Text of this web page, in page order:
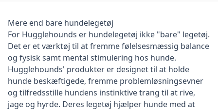
Mere end bare hundelegetøj
For Hugglehounds er hundelegetøj ikke "bare" legetøj.
Det er et værktøj til at fremme følelsesmæssig balance
og fysisk samt mental stimulering hos hunde.
Hugglehounds' produkter er designet til at holde
hunde beskæftigede, fremme problemløsningsevner
og tilfredsstille hundens instinktive trang til at rive,
jage og hyrde. Deres legetøj hjælper hunde med at